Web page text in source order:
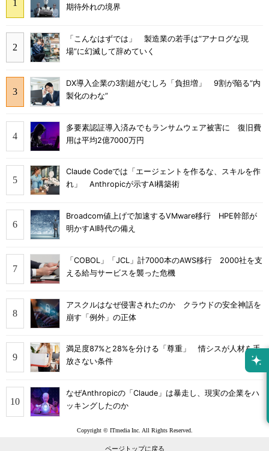
期待外れの境界
「こんなはずでは」 製造業の若手は“アナログな現
場”に幻滅して辞めていく
DX導入企業の3割超がむしろ「負担増」 9割が陥る“内
製化のわな”
多要素認証導入済みでもランサムウェア被害に 復旧費
用は平均2億7000万円
Claude Codeでは「エージェントを作るな、スキルを作
れ」 Anthropicが示すAI構築術
Broadcom値上げで加速するVMware移行 HPE幹部が
明かすAI時代の備え
「COBOL」「JCL」計7000本のAWS移行 2000社を支
える給与サービスを襲った危機
アスクルはなぜ侵害されたのか クラウドの安全神話を
崩す「例外」の正体
満足度87%と28%を分ける「尊重」 情シスが人材を手
放さない条件
なぜAnthropicの「Claude」は暴走し、現実の企業をハ
ッキングしたのか
Copyright © ITmedia Inc. All Rights Reserved.
ページトップに戻る